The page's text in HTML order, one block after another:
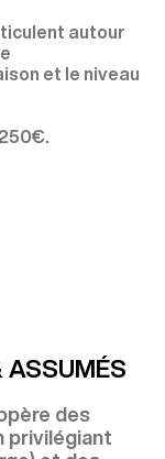
autour
et le niveau
ASSUMÉS
des
privilégiant